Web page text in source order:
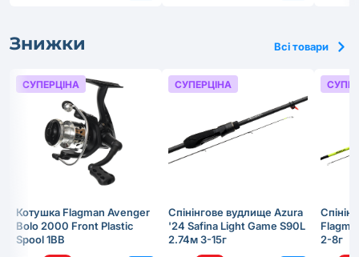
Знижки Всі товари
Котушка Flagman Avenger
Bolo 2000 Front Plastic
Spool 1BB
СУПЕРЦІНА
Cпінінговe вудлище Azura
'24 Safina Light Game S90L
2.74м 3-15г
СУПЕРЦІНА
2-8г